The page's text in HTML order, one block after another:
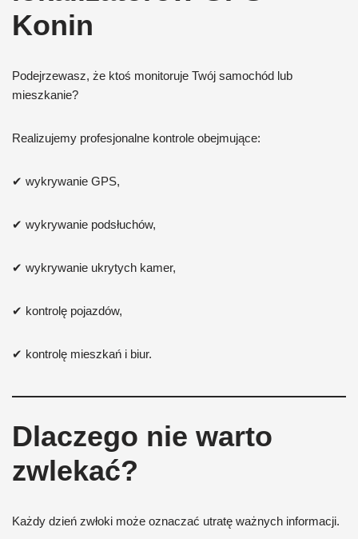
Konin
Podejrzewasz, że ktoś monitoruje Twój samochód lub
mieszkanie?
Realizujemy profesjonalne kontrole obejmujące:
✔ wykrywanie GPS,
✔ wykrywanie podsłuchów,
✔ wykrywanie ukrytych kamer,
✔ kontrolę pojazdów,
✔ kontrolę mieszkań i biur.
Dlaczego nie warto
zwlekać?
Każdy dzień zwłoki może oznaczać utratę ważnych informacji.